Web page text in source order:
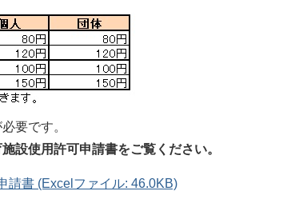
要です。
設使用許可申請書をご覧ください。
請書 (Excelファイル: 46.0KB)